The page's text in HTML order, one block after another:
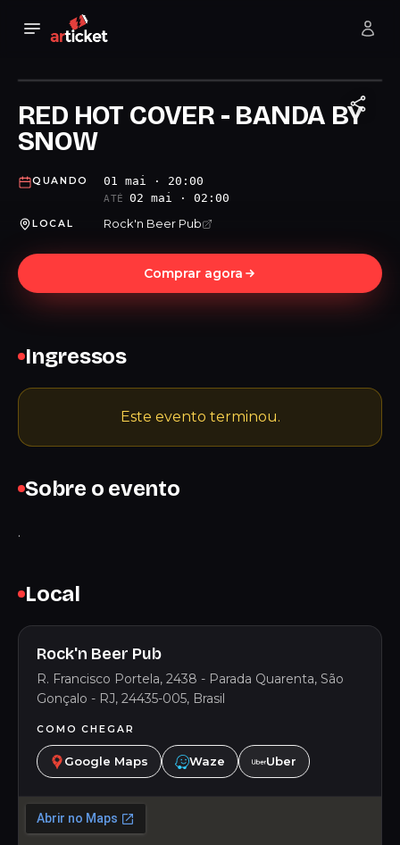
RED HOT COVER - BANDA BY
SNOW
QUANDO 01 mai · 20:00
ATÉ 02 mai · 02:00
LOCAL Rock'n Beer Pub
Comprar agora
Sobre o evento
.
Local
Rock'n Beer Pub
R. Francisco Portela, 2438 - Parada Quarenta, São
Gonçalo - RJ, 24435-005, Brasil
COMO CHEGAR
Google Maps Waze Uber
Ingressos
Este evento terminou.